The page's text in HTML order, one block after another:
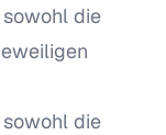
die
die